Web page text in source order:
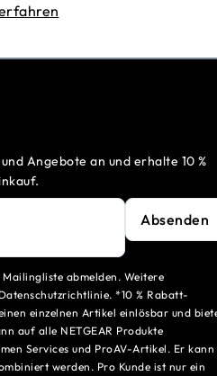
Angebote an und erhalte 10 %
Absenden
abmelden. Weitere
*10 % Rabatt-
einzelnen Artikel einlösbar und
auf alle NETGEAR Produkte
Services und ProAV-Artikel. Er kann
werden. Pro Kunde ist nur ein